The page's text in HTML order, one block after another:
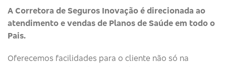
A Corretora de Seguros Inovação é direcionada ao
atendimento e vendas de Planos de Saúde em todo o
Pais.
Oferecemos facilidades para o cliente não só na